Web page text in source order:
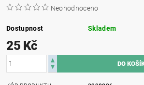
Neohodnoceno
Dostupnost Skladem
25 Kč